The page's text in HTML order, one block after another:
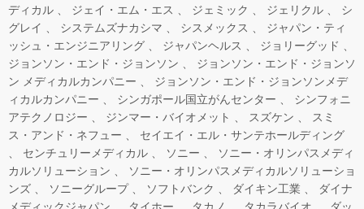
ディカル ジェイ・エム・エス ジェミック ジェリクル
シ
グレイ
システムズナカシマ シスメックス
ジャパン・ティ
ッシュ・エンジニアリング
ジャパンヘルス
ジョリーグッド
ジョンソン・エンド・ジョンソン
ジョンソン・エンド・ジョンソ
ン メディカルカンパニー
ジョンソン・エンド・ジョンソンメデ
ィカルカンパニー
シンガポール国立がんセンター
シンフォニ
アテクノロジー
ジンマー・バイオメット スズケン
スミ
ス・アンド・ネフュー
セイエイ・エル・サンテホールディング
センチュリーメディカル
ソニー
ソニー・オリンパスメディ
カルソリューション
ソニー・オリンパスメディカルソリューショ
ンズ
ソニーグループ ソフトバンク ダイキン工業
ダイナ